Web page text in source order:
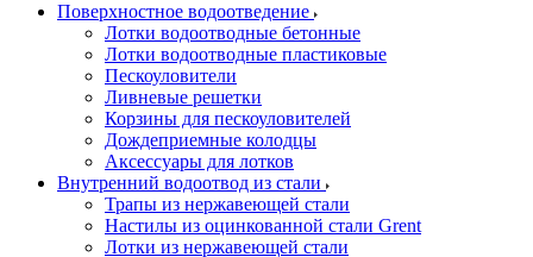
Поверхностное водоотведение
Лотки водоотводные бетонные
Лотки водоотводные пластиковые
Пескоуловители
Ливневые решетки
Корзины для пескоуловителей
Дождеприемные колодцы
Аксессуары для лотков
Внутренний водоотвод из стали
Трапы из нержавеющей стали
Настилы из оцинкованной стали Grent
Лотки из нержавеющей стали